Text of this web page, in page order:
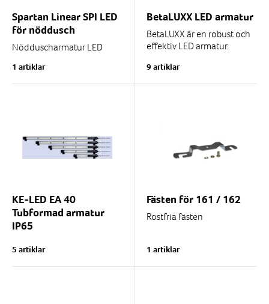
Spartan Linear SPI LED
för nöddusch
Nödduscharmatur LED
Industriutförande (ej Ex).
1 artiklar
BetaLUXX LED armatur
BetaLUXX är en robust och
effektiv LED armatur.
driftrum, tunnlar,
servicerum, hallar,
9 artiklar
KE-LED EA 40
Tubformad armatur
IP65
industriutförande (ej Ex) för
fast montage.
5 artiklar
Fästen för 161 / 162
Rostfria fästen
1 artiklar